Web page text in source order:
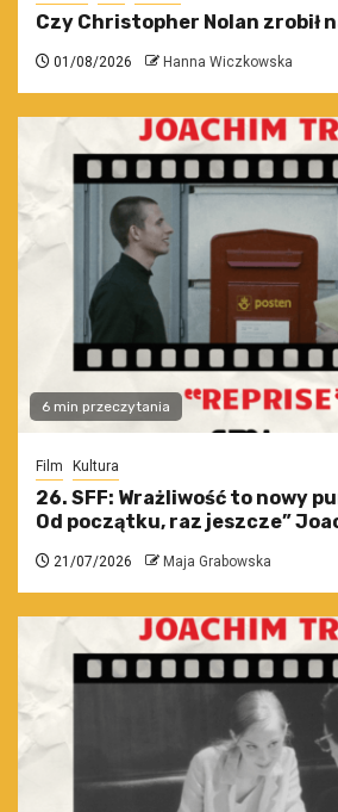
Czy Christopher Nolan zrobił
01/08/2026 Hanna Wiczkowska
6 min przeczytania
Film Kultura
26. SFF: Wrażliwość to nowy
Od początku, raz jeszcze”
21/07/2026 Maja Grabowska